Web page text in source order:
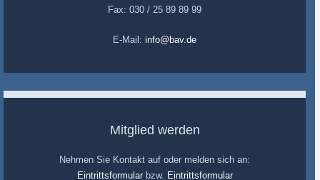
Fax: 030 / 25 89 89 99
E-Mail: info@bav.de
Mitglied werden
Nehmen Sie Kontakt auf oder melden sich an:
Eintrittsformularbzw. Eintrittsformular